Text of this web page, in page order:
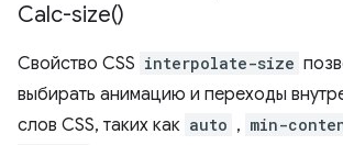
Calc-size()
Свойство CSS interpolate-size
выбирать анимацию и переходы
слов CSS, таких как auto , min-